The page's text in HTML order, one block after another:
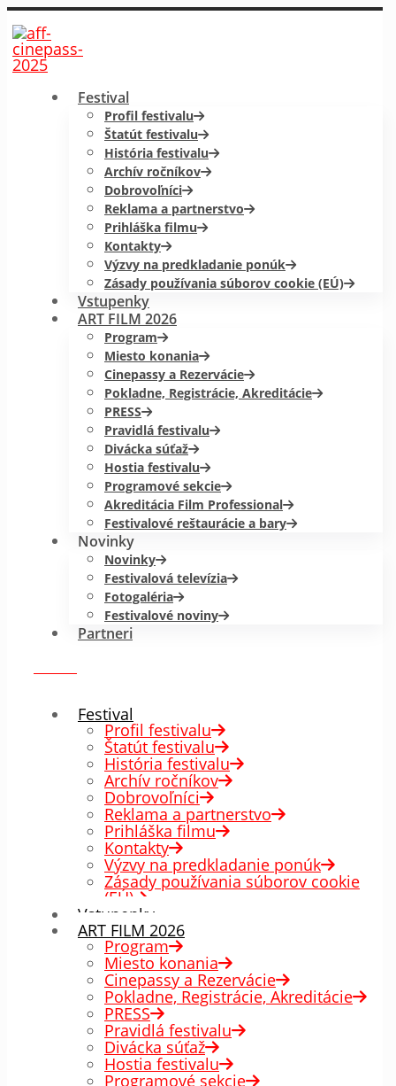
Festival
Profil festivalu
Štatút festivalu
História festivalu
Archív ročníkov
Dobrovoľníci
Reklama a partnerstvo
Prihláška filmu
Kontakty
Výzvy na predkladanie ponúk
Zásady používania súborov cookie (EÚ)
Vstupenky
ART FILM 2026
Program
Miesto konania
Cinepassy a Rezervácie
Pokladne, Registrácie, Akreditácie
PRESS
Pravidlá festivalu
Divácka súťaž
Hostia festivalu
Programové sekcie
Akreditácia Film Professional
Festivalové reštaurácie a bary
Novinky
Novinky
Festivalová televízia
Fotogaléria
Festivalové noviny
Partneri
Festival
Profil festivalu
Štatút festivalu
História festivalu
Archív ročníkov
Dobrovoľníci
Reklama a partnerstvo
Prihláška filmu
Kontakty
Výzvy na predkladanie ponúk
Zásady používania súborov cookie
(EÚ)
Vstupenky
ART FILM 2026
Program
Miesto konania
Cinepassy a Rezervácie
Pokladne, Registrácie, Akreditácie
PRESS
Pravidlá festivalu
Divácka súťaž
Hostia festivalu
Programové sekcie